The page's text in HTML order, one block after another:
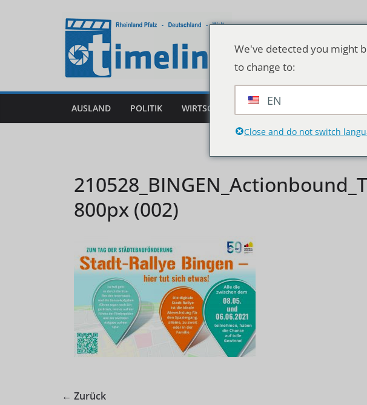
AUSLAND POLITIK WIRTSCHAFT DEUTSCHLAND & WELT
800px (002)
← Zurück
We've detected you might
to change to:
EN
Close and do not switch